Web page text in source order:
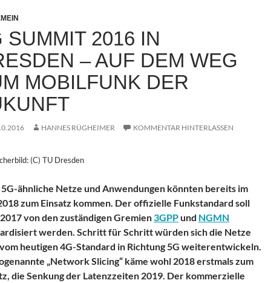
SUMMIT 2016 IN
– AUF DEM WEG
MOBILFUNK DER
HANNES RÜGHEIMER KOMMENTAR HINTERLASSEN
(C) TU Dresden
5G-ähnliche Netze und Anwendungen könnten bereits im
zum Einsatz kommen. Der offizielle Funkstandard soll
von den zuständigen Gremien3GPPund NGMN
werden. Schritt für Schritt würden sich die Netze
heutigen 4G-Standard in Richtung 5G weiterentwickeln.
„Network Slicing“ käme wohl 2018 erstmals zum
die Senkung der Latenzzeiten 2019. Der kommerzielle